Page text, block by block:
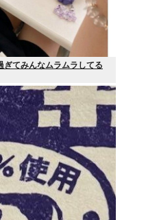
ぎてみんなムラムラしてる